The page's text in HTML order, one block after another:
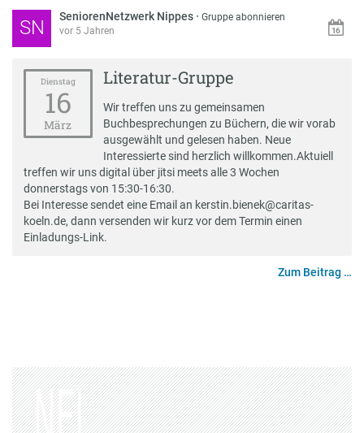
SN SeniorenNetzwerk Nippes ·Gruppe abonnieren
vor 5 Jahren
Dienstag
16
März
Literatur-Gruppe
Wir treffen uns zu gemeinsamen
Buchbesprechungen zu Büchern, die wir vorab
ausgewählt und gelesen haben. Neue
Interessierte sind herzlich willkommen.Aktuiell
treffen wir uns digital über jitsi meets alle 3 Wochen
donnerstags von 15:30-16:30.
Bei Interesse sendet eine Email an kerstin.bienek@caritas-
koeln.de, dann versenden wir kurz vor dem Termin einen
Einladungs-Link.
Zum Beitrag …